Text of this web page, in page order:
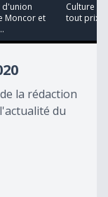
d'union
Moncor et
Culture :
tout prix
la rédaction
du